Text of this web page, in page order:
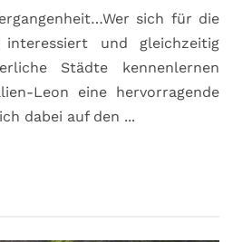
sich für die
interessiert und gleichzeitig
Städte kennenlernen
Leon eine hervorragende
dabei auf den ...